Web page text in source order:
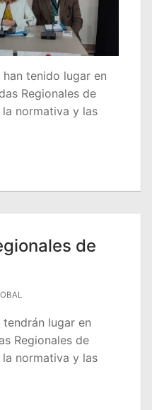
tenido lugar en
Regionales de
la normativa y las
de
lugar en
Regionales de
la normativa y las